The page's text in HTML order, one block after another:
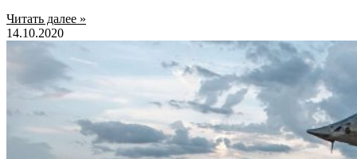
Читать далее »
14.10.2020